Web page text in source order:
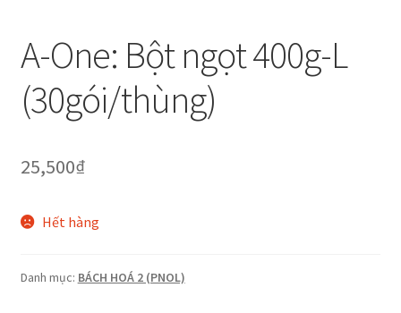
Yêu cầu xoá tài khoản
A-One: Bột ngọt 400g-L
(30gói/thùng)
25,500₫
Hết hàng
Danh mục: BÁCH HOÁ 2 (PNOL)